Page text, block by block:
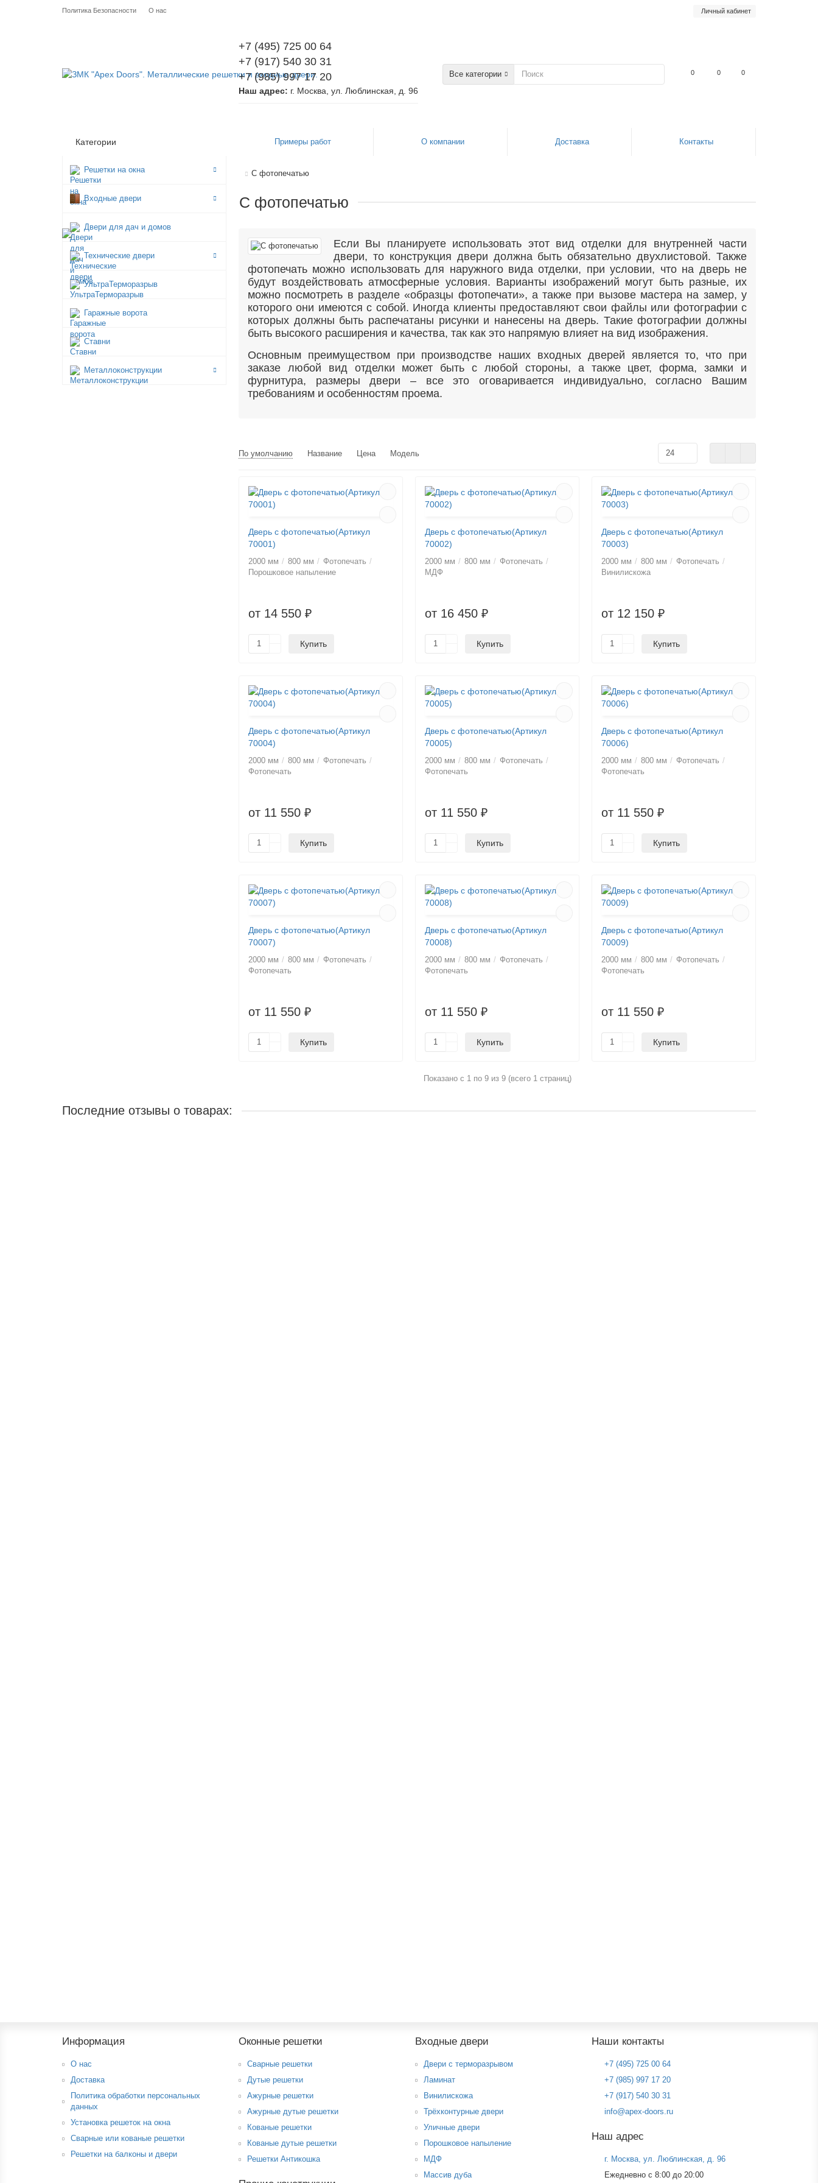
Политика Безопасности О нас Личный кабинет
Все категории
+7 (495) 725 00 64
+7 (917) 540 30 31
+7 (985) 997 17 20
Наш адрес: г. Москва, ул. Люблинская, д. 96
0 0 0
Категории
Решетки на окна
Входные двери
Двери для дач и домов
Технические двери
УльтраТерморазрыв
Гаражные ворота
Ставни
Металлоконструкции
Примеры работ О компании Доставка Контакты
С фотопечатью
С фотопечатью
Если Вы планируете использовать этот вид отделки для внутренней части
двери, то конструкция двери должна быть обязательно двухлистовой. Также
фотопечать можно использовать для наружного вида отделки, при условии, что на дверь не
будут воздействовать атмосферные условия. Варианты изображений могут быть разные, их
можно посмотреть в разделе «образцы фотопечати», а также при вызове мастера на замер, у
которого они имеются с собой. Иногда клиенты предоставляют свои файлы или фотографии с
которых должны быть распечатаны рисунки и нанесены на дверь. Такие фотографии должны
быть высокого расширения и качества, так как это напрямую влияет на вид изображения.
Основным преимуществом при производстве наших входных дверей является то, что при
заказе любой вид отделки может быть с любой стороны, а также цвет, форма, замки и
фурнитура, размеры двери – все это оговаривается индивидуально, согласно Вашим
требованиям и особенностям проема.
По умолчанию Название Цена Модель
Дверь с фотопечатью(Артикул
70001)
2000 мм 800 мм
Фотопечать
Порошковое напыление
от 14 550 ₽
Купить
Дверь с фотопечатью(Артикул
70002)
2000 мм 800 мм
Фотопечать
МДФ
от 16 450 ₽
Купить
Дверь с фотопечатью(Артикул
70003)
2000 мм 800 мм
Фотопечать
Винилискожа
от 12 150 ₽
Купить
Дверь с фотопечатью(Артикул
70004)
2000 мм 800 мм
Фотопечать
Фотопечать
от 11 550 ₽
Купить
Дверь с фотопечатью(Артикул
70005)
2000 мм 800 мм
Фотопечать
Фотопечать
от 11 550 ₽
Купить
Дверь с фотопечатью(Артикул
70006)
2000 мм 800 мм
Фотопечать
Фотопечать
от 11 550 ₽
Купить
Дверь с фотопечатью(Артикул
70007)
2000 мм 800 мм
Фотопечать
Фотопечать
от 11 550 ₽
Купить
Дверь с фотопечатью(Артикул
70008)
2000 мм 800 мм
Фотопечать
Фотопечать
от 11 550 ₽
Купить
Дверь с фотопечатью(Артикул
70009)
2000 мм 800 мм
Фотопечать
Фотопечать
от 11 550 ₽
Купить
Показано с 1 по 9 из 9 (всего 1 страниц)
Последние отзывы о товарах:
Информация
О нас
Доставка
Политика обработки персональных
данных
Установка решеток на окна
Сварные или кованые решетки
Решетки на балконы и двери
Оконные решетки
Сварные решетки
Дутые решетки
Ажурные решетки
Ажурные дутые решетки
Кованые решетки
Кованые дутые решетки
Решетки Антикошка
Входные двери
Двери с терморазрывом
Ламинат
Винилискожа
Трёхконтурные двери
Уличные двери
Порошковое напыление
МДФ
Массив дуба
Наши контакты
+7 (495) 725 00 64
+7 (985) 997 17 20
+7 (917) 540 30 31
info@apex-doors.ru
Наш адрес
г. Москва, ул. Люблинская, д. 96
Ежедневно с 8:00 до 20:00